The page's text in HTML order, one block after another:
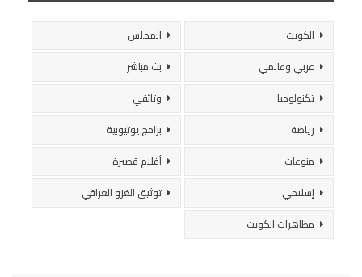
الكويت
المجلس
عربي وعالمي
بث مباشر
تكنولوجيا
وثائقي
رياضة
برامج يوتيوبية
منوعات
أفلام قصيرة
إسلامي
توثيق الغزو العراقي
مظاهرات الكويت